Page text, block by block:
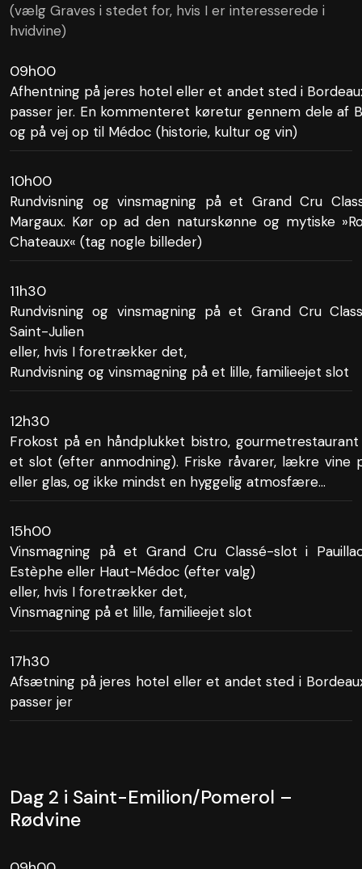
(vælg Graves i stedet for, hvis I er interesserede i
hvidvine)
09h00
Afhentning på jeres hotel eller et andet sted i
passer jer. En kommenteret køretur gennem dele af
og på vej op til Médoc (historie, kultur og vin)
10h00
Rundvisning og vinsmagning på et Grand Cru
Margaux. Kør op ad den naturskønne og mytiske
Chateaux« (tag nogle billeder)
11h30
Rundvisning og vinsmagning på et Grand Cru
Saint-Julien
eller, hvis I foretrækker det,
Rundvisning og vinsmagning på et lille, familieejet slot
12h30
Frokost på en håndplukket bistro,
et slot (efter anmodning). Friske råvarer, lækre vine
eller glas, og ikke mindst en hyggelig atmosfære...
15h00
Vinsmagning på et Grand Cru Classé-slot i
Estèphe eller Haut-Médoc (efter valg)
eller, hvis I foretrækker det,
Vinsmagning på et lille, familieejet slot
17h30
Afsætning på jeres hotel eller et andet sted i
passer jer
Dag 2 i Saint-Emilion/Pomerol –
Rødvine